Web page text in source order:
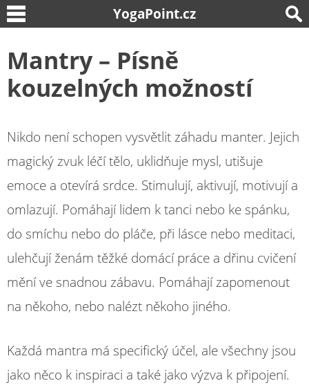
YogaPoint.cz
Mantry – Písně
kouzelných možností
Nikdo není schopen vysvětlit záhadu manter. Jejich
magický zvuk léčí tělo, uklidňuje mysl, utišuje
emoce a otevírá srdce. Stimulují, aktivují, motivují a
omlazují. Pomáhají lidem k tanci nebo ke spánku,
do smíchu nebo do pláče, při lásce nebo meditaci,
ulehčují ženám těžké domácí práce a dřinu cvičení
mění ve snadnou zábavu. Pomáhají zapomenout
na někoho, nebo nalézt někoho jiného.
Každá mantra má specifický účel, ale všechny jsou
jako něco k inspiraci a také jako výzva k připojení.